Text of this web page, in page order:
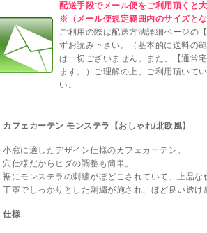
配送手段でメール便をご利用頂くと大
※（メール便規定範囲内のサイズとな
ご利用の際は配送方法詳細ページの
ずお読み下さい。（基本的に送料の
は一切ございません。また、【通常
ます。）ご理解の上、ご利用頂いて
い。
カフェカーテン モンステラ【おしゃれ/北欧風】
小窓に適したデザイン仕様のカフェカーテン。
穴仕様だからヒダの調整も簡単。
裾にモンステラの刺繍がほどこされていて、上品な
丁寧でしっかりとした刺繍が施され、ほど良い透け
仕様